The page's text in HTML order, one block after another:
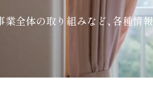
業全体の取り組みなど、 各種情